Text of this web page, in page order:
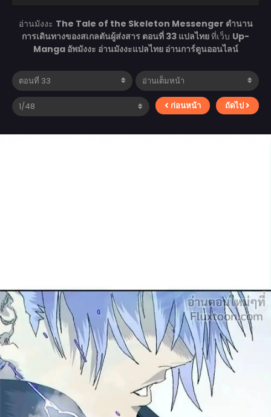
อ่านมังงะ The Tale of the Skeleton Messenger ตำนาน
การเดินทางของสเกลตันผู้ส่งสาร ตอนที่ 33 แปลไทยที่เว็บ Up-
Manga อัพมังงะ อ่านมังงะแปลไทย อ่านการ์ตูนออนไลน์
ก่อนหน้า ถัดไป